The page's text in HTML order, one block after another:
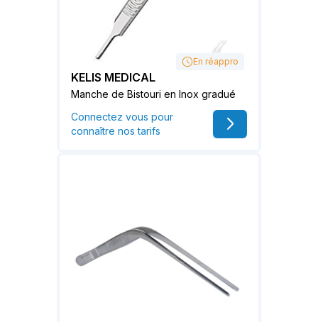
En réappro
KELIS MEDICAL
Manche de Bistouri en Inox gradué
Connectez vous pour
connaître nos tarifs